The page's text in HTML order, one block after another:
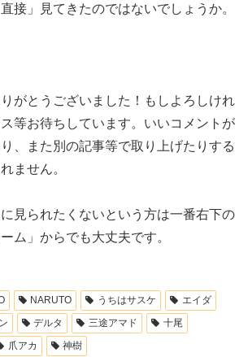
接」見てきたのではないでしょうか。
がとうございました！もしよろしけれ
等お待ちしています。いいコメントが
、また別の記事等で取り上げたりする
れません。
見られたくないという方は一番右下の
ム」からでも大丈夫です。
NARUTO うちはサスケ
エイダ
デルタ 三途アマド
十尾
爪アカ 神樹